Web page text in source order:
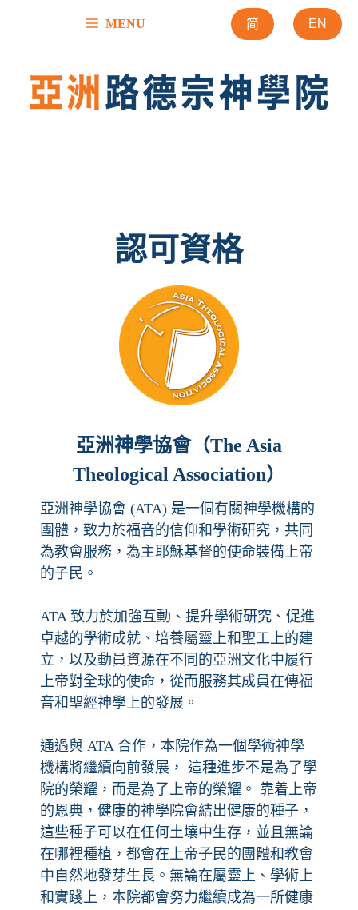
MENU 简 EN
認可資格
亞洲神學協會（The Asia
Theological Association）
亞洲神學協會 (ATA) 是一個有關神學機構的
團體，致力於福音的信仰和學術研究，共同
為教會服務，為主耶穌基督的使命裝備上帝
的子民。
ATA 致力於加強互動、提升學術研究、促進
卓越的學術成就、培養屬靈上和聖工上的建
立，以及動員資源在不同的亞洲文化中履行
上帝對全球的使命，從而服務其成員在傳福
音和聖經神學上的發展。
通過與 ATA 合作，本院作為一個學術神學
機構將繼續向前發展， 這種進步不是為了學
院的榮耀，而是為了上帝的榮耀。 靠着上帝
的恩典，健康的神學院會結出健康的種子，
這些種子可以在任何土壤中生存，並且無論
在哪裡種植，都會在上帝子民的團體和教會
中自然地發芽生長。無論在屬靈上、學術上
和實踐上，本院都會努力繼續成為一所健康